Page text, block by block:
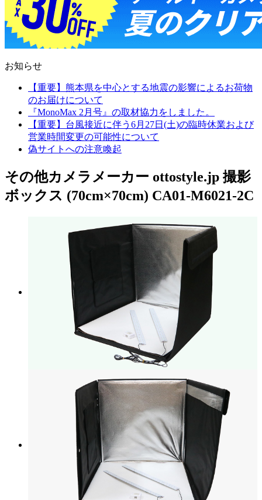
お知らせ
【重要】熊本県を中心とする地震の影響によるお荷物
のお届けについて
『MonoMax 2月号』の取材協力をしました。
【重要】台風接近に伴う6月27日(土)の臨時休業および
営業時間変更の可能性について
偽サイトへの注意喚起
その他カメラメーカー ottostyle.jp 撮影
ボックス (70cm×70cm) CA01-M6021-2C